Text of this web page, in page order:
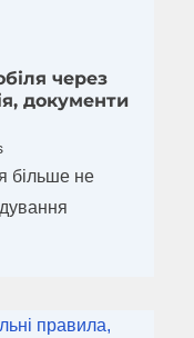
через
документи
більше не